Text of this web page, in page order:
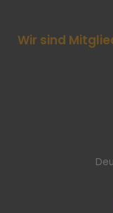
Wir sind